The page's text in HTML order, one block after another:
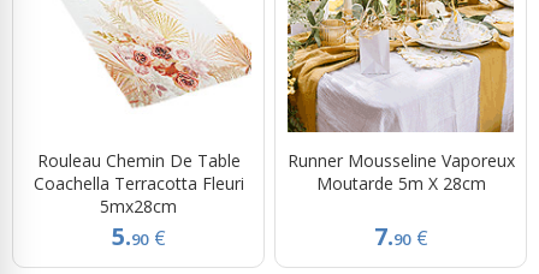
Rouleau Chemin De Table
Coachella Terracotta Fleuri
5mx28cm
5.90 €
Runner Mousseline Vaporeux
Moutarde 5m X 28cm
7.90 €